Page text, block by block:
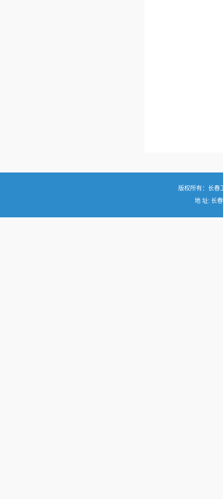
版权所有：长春
地 址: 长